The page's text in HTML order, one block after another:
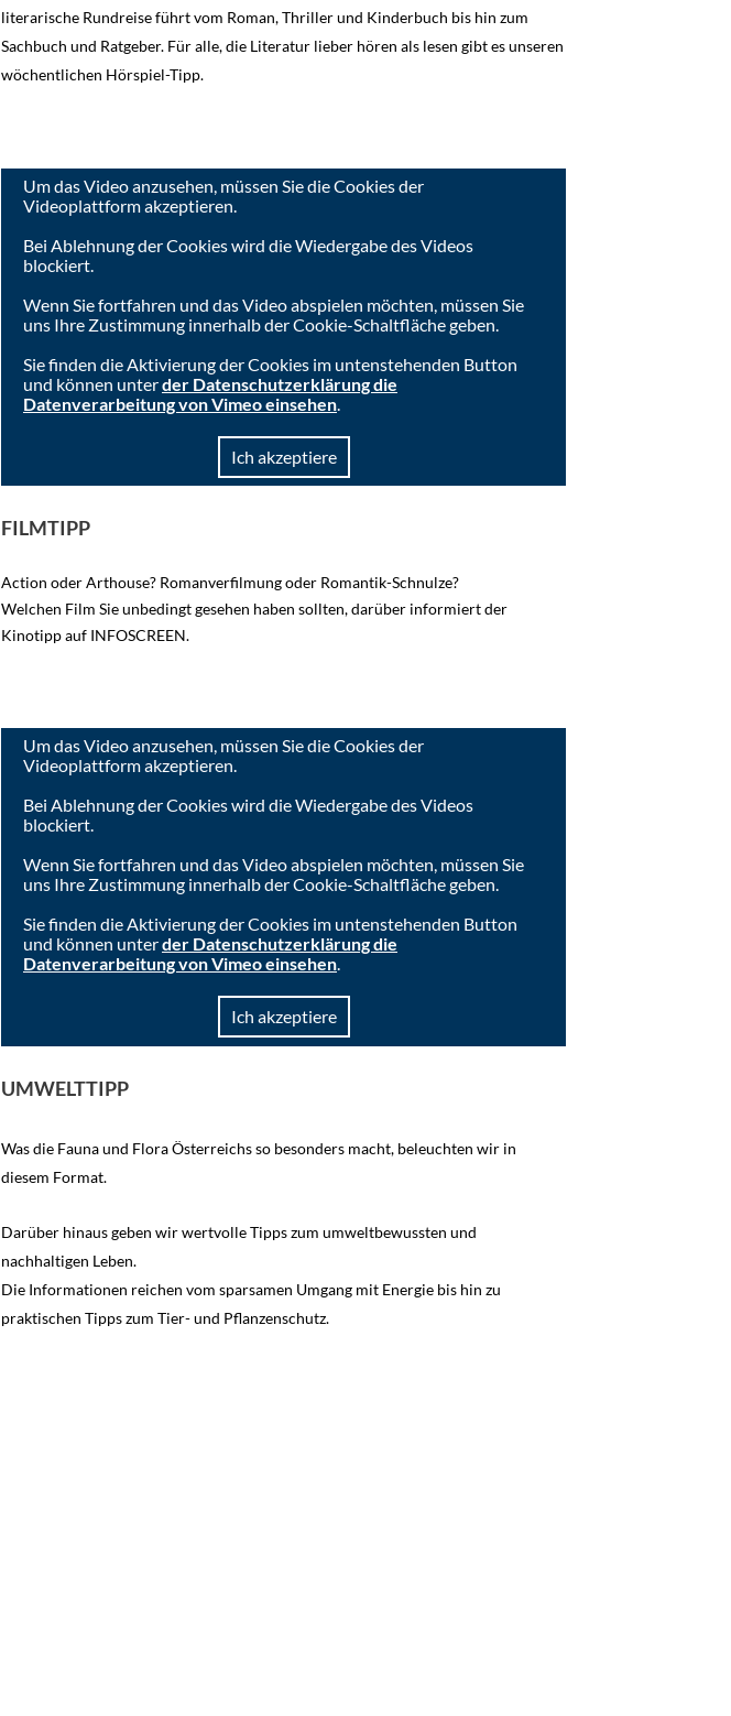
literarische Rundreise führt vom Roman, Thriller und Kinderbuch bis hin zum
Sachbuch und Ratgeber. Für alle, die Literatur lieber hören als lesen gibt es unseren
wöchentlichen Hörspiel-Tipp.
Um das Video anzusehen, müssen Sie die Cookies der
Videoplattform akzeptieren.
Bei Ablehnung der Cookies wird die Wiedergabe des Videos
blockiert.
Wenn Sie fortfahren und das Video abspielen möchten, müssen Sie
uns Ihre Zustimmung innerhalb der Cookie-Schaltfläche geben.
Sie finden die Aktivierung der Cookies im untenstehenden Button
und können unterder Datenschutzerklärung die
Datenverarbeitung von Vimeo einsehen.
Ich akzeptiere
FILMTIPP
Action oder Arthouse? Romanverfilmung oder Romantik-Schnulze?
Welchen Film Sie unbedingt gesehen haben sollten, darüber informiert der
Kinotipp auf INFOSCREEN.
Um das Video anzusehen, müssen Sie die Cookies der
Videoplattform akzeptieren.
Bei Ablehnung der Cookies wird die Wiedergabe des Videos
blockiert.
Wenn Sie fortfahren und das Video abspielen möchten, müssen Sie
uns Ihre Zustimmung innerhalb der Cookie-Schaltfläche geben.
Sie finden die Aktivierung der Cookies im untenstehenden Button
und können unterder Datenschutzerklärung die
Datenverarbeitung von Vimeo einsehen.
Ich akzeptiere
UMWELTTIPP
Was die Fauna und Flora Österreichs so besonders macht, beleuchten wir in
diesem Format.
Darüber hinaus geben wir wertvolle Tipps zum umweltbewussten und
nachhaltigen Leben.
Die Informationen reichen vom sparsamen Umgang mit Energie bis hin zu
praktischen Tipps zum Tier- und Pflanzenschutz.